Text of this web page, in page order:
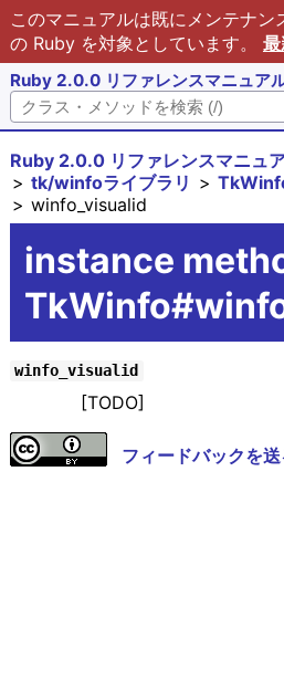
このマニュアルは既にメンテナン
の Ruby を対象としています。
Ruby 2.0.0 リファレンスマニュア
Ruby 2.0.0 リファレンスマニュ
tk/winfoライブラリ
winfo_visualid
instance
winfo_visualid
[TODO]
フィードバックを送